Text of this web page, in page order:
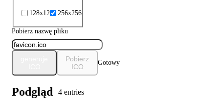
128x128 256x256
Pobierz nazwę pliku
Pobierz
ICO
Gotowy
Podgląd 4 entries